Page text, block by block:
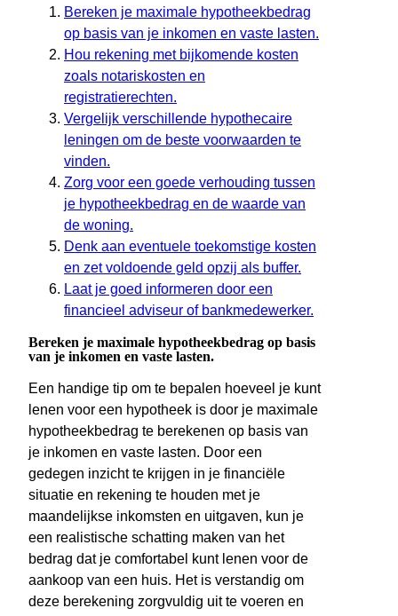
Bereken je maximale hypotheekbedrag
op basis van je inkomen en vaste lasten.
Hou rekening met bijkomende kosten
zoals notariskosten en
registratierechten.
Vergelijk verschillende hypothecaire
leningen om de beste voorwaarden te
vinden.
Zorg voor een goede verhouding tussen
je hypotheekbedrag en de waarde van
de woning.
Denk aan eventuele toekomstige kosten
en zet voldoende geld opzij als buffer.
Laat je goed informeren door een
financieel adviseur of bankmedewerker.
Bereken je maximale hypotheekbedrag op basis
van je inkomen en vaste lasten.
Een handige tip om te bepalen hoeveel je kunt
lenen voor een hypotheek is door je maximale
hypotheekbedrag te berekenen op basis van
je inkomen en vaste lasten. Door een
gedegen inzicht te krijgen in je financiële
situatie en rekening te houden met je
maandelijkse inkomsten en uitgaven, kun je
een realistische schatting maken van het
bedrag dat je comfortabel kunt lenen voor de
aankoop van een huis. Het is verstandig om
deze berekening zorgvuldig uit te voeren en